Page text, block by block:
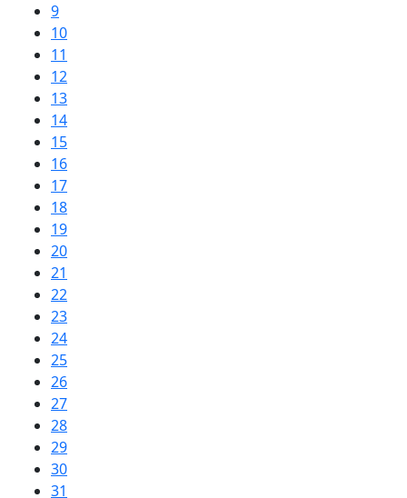
9
10
11
12
13
14
15
16
17
18
19
20
21
22
23
24
25
26
27
28
29
30
31